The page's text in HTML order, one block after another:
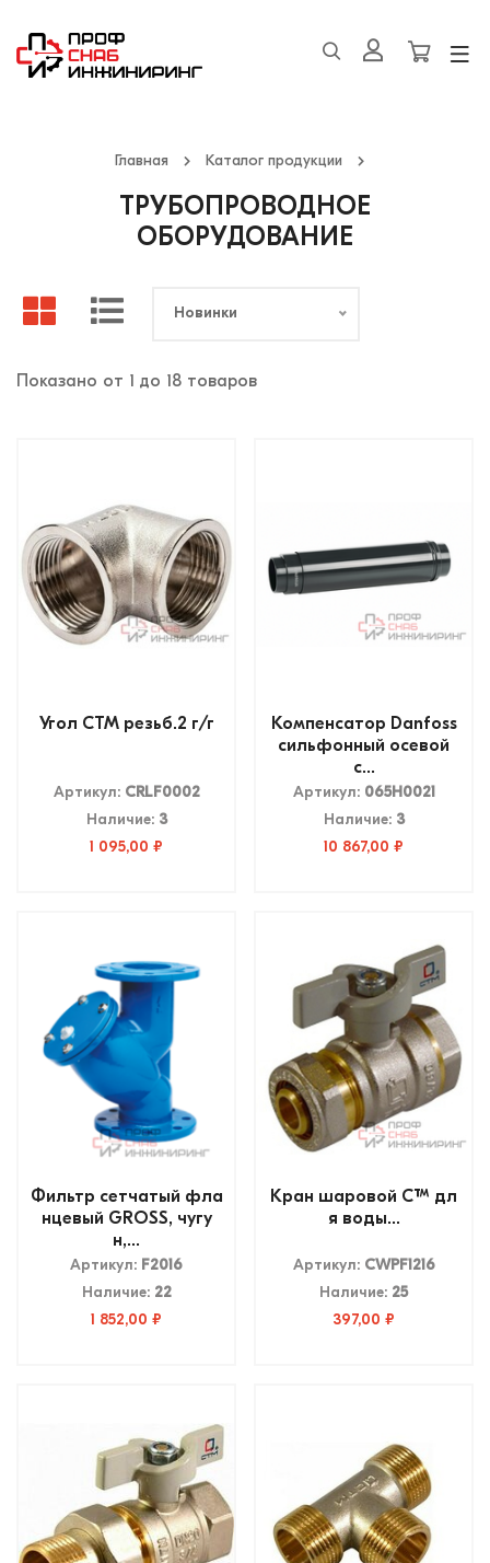
Главная Каталог продукции
ТРУБОПРОВОДНОЕ
ОБОРУДОВАНИЕ
Новинки
Показано от 1 до 18 товаров
Угол СТМ резьб.2 г/г
Артикул: CRLF0002
Наличие: 3
1 095,00 ₽
Компенсатор Danfoss
сильфонный осевой
с...
Артикул: 065H0021
Наличие: 3
10 867,00 ₽
Фильтр сетчатый фла
нцевый GROSS, чугу
н,...
Артикул: F2016
Наличие: 22
1 852,00 ₽
Кран шаровой CTM дл
я воды...
Артикул: CWPF1216
Наличие: 25
397,00 ₽